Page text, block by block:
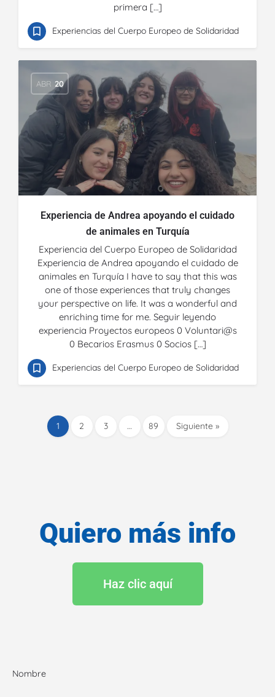
primera […]
Experiencias del Cuerpo Europeo de Solidaridad
ABR 20
Experiencia de Andrea apoyando el cuidado
de animales en Turquía
Experiencia del Cuerpo Europeo de Solidaridad
Experiencia de Andrea apoyando el cuidado de
animales en Turquía I have to say that this was
one of those experiences that truly changes
your perspective on life. It was a wonderful and
enriching time for me. Seguir leyendo
experiencia Proyectos europeos 0 Voluntari@s
0 Becarios Erasmus 0 Socios […]
Experiencias del Cuerpo Europeo de Solidaridad
1 2 3 … 89 Siguiente »
Quiero más info
Haz clic aquí
Nombre